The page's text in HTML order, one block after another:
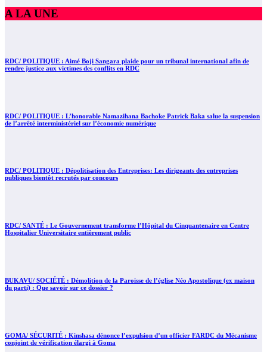
A LA UNE
RDC/ POLITIQUE : Aimé Boji Sangara plaide pour un tribunal international afin de
rendre justice aux victimes des conflits en RDC
RDC/ POLITIQUE : L’honorable Namazihana Bachoke Patrick Baka salue la suspension
de l’arrêté interministériel sur l’économie numérique
RDC/ POLITIQUE : Dépolitisation des Entreprises: Les dirigeants des entreprises
publiques bientôt recrutés par concours
RDC/ SANTÉ : Le Gouvernement transforme l’Hôpital du Cinquantenaire en Centre
Hospitalier Universitaire entièrement public
BUKAVU/ SOCIÉTÉ : Démolition de la Paroisse de l’église Néo Apostolique (ex maison
du parti) : Que savoir sur ce dossier ?
GOMA/ SÉCURITÉ : Kinshasa dénonce l’expulsion d’un officier FARDC du Mécanisme
conjoint de vérification élargi à Goma